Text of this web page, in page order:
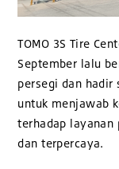
TOMO 3S Tire
September lalu
persegi dan hadir
untuk menjawab
terhadap layanan
dan terpercaya.